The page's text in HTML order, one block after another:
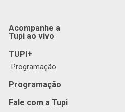
Acompanhe a
Tupi ao vivo
TUPI+
Programação
Programação
Fale com a Tupi